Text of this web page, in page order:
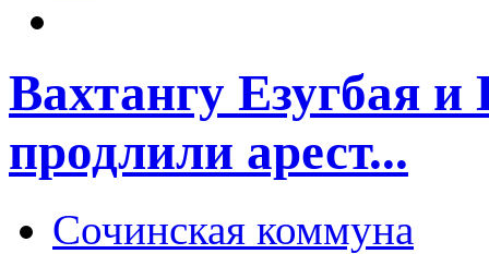
Вахтангу Езугбая
продлили арест...
Сочинская коммуна